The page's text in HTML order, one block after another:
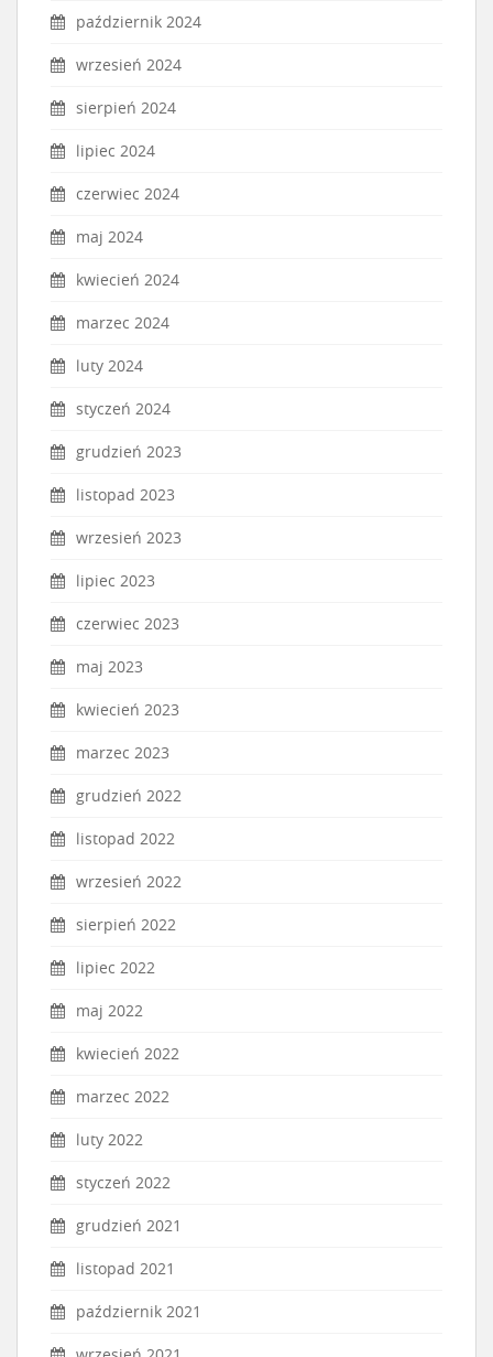
październik 2024
wrzesień 2024
sierpień 2024
lipiec 2024
czerwiec 2024
maj 2024
kwiecień 2024
marzec 2024
luty 2024
styczeń 2024
grudzień 2023
listopad 2023
wrzesień 2023
lipiec 2023
czerwiec 2023
maj 2023
kwiecień 2023
marzec 2023
grudzień 2022
listopad 2022
wrzesień 2022
sierpień 2022
lipiec 2022
maj 2022
kwiecień 2022
marzec 2022
luty 2022
styczeń 2022
grudzień 2021
listopad 2021
październik 2021